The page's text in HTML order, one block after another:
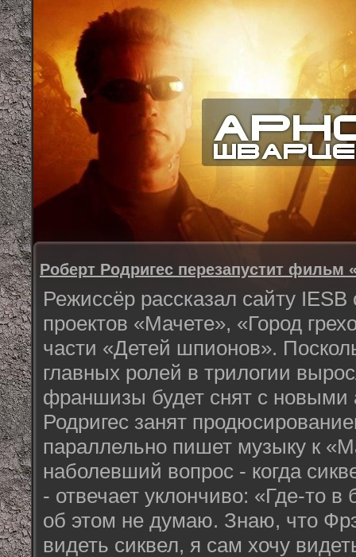
Роберт Родригес перезапустит фильм
Режиссёр рассказал сайту
проектов «Мачете», «Город
части «Детей шпионов».
главных ролей в трилогии
франшизы будет снят с новыми
Родригес занят
параллельно пишет музыку к
наболевший вопрос - когда
- отвечает уклончиво: «Где-то в
об этом не думаю. Знаю, что
видеть сиквел, я сам хочу